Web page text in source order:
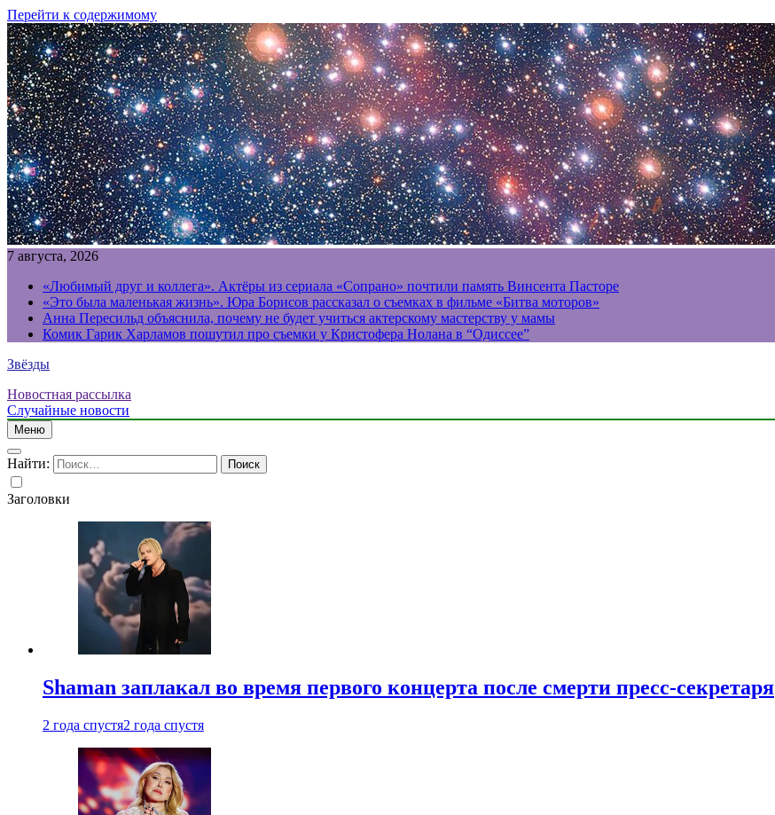
Перейти к содержимому
7 августа, 2026
«Любимый друг и коллега». Актёры из сериала «Сопрано» почтили память Винсента Пасторе
«Это была маленькая жизнь». Юра Борисов рассказал о съемках в фильме «Битва моторов»
Анна Пересильд объяснила, почему не будет учиться актерскому мастерству у мамы
Комик Гарик Харламов пошутил про съемки у Кристофера Нолана в “Одиссее”
Звёзды
Новостная рассылка
Случайные новости
Меню
Найти:
Заголовки
Shaman заплакал во время первого концерта после смерти пресс-секретаря
2 года спустя2 года спустя